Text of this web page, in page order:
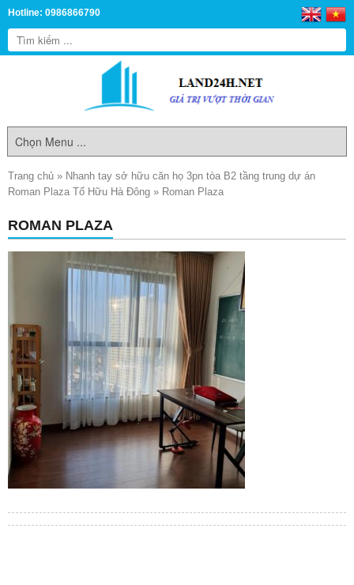
Hotline: 0986866790
Trang chủ » Nhanh tay sở hữu căn họ 3pn tòa B2 tầng trung dự án
Roman Plaza Tố Hữu Hà Đông » Roman Plaza
ROMAN PLAZA